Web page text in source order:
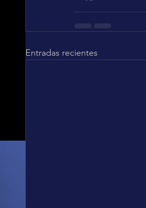
Entradas recientes